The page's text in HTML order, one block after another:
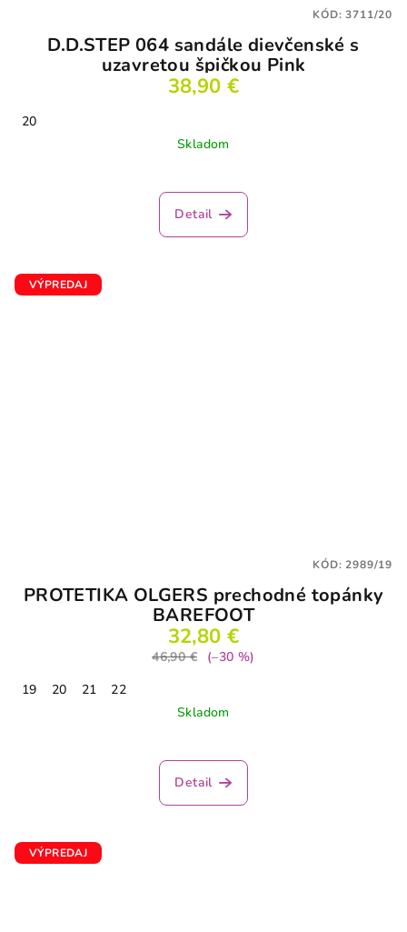
D.D.STEP 064 sandále dievčenské s
uzavretou špičkou Pink
38,90 €
20
Skladom
hodnotenie
produktu
Detail
KÓD:3711/20
VÝPREDAJ
PROTETIKA OLGERS prechodné topánky
BAREFOOT
32,80 €
46,90 €
(–30 %)
19
20 21
22
Skladom
Detail
KÓD:2989/19
VÝPREDAJ